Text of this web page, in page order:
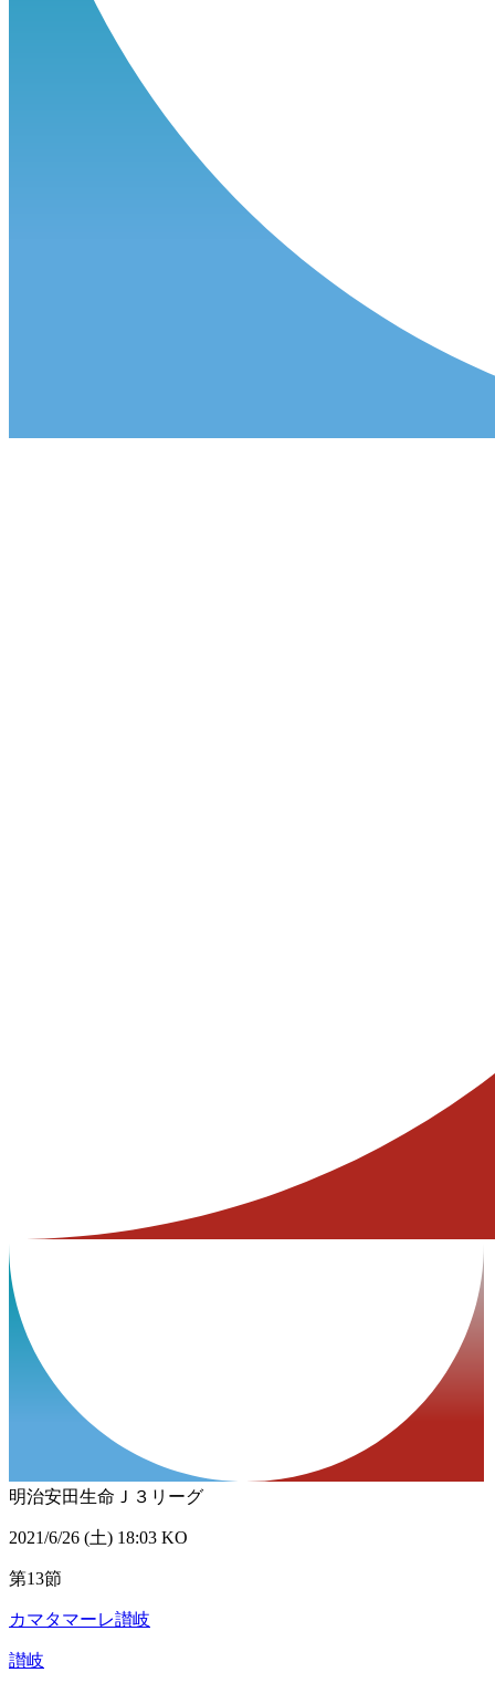
明治安田生命Ｊ３リーグ
2021/6/26 (土) 18:03 KO
第13節
カマタマーレ讃岐
讃岐